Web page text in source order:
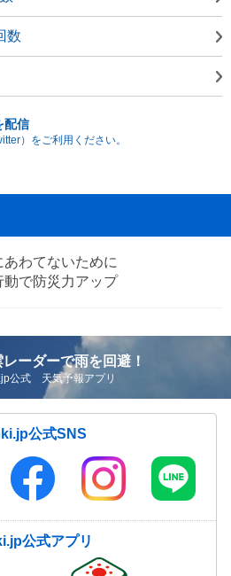
数
配信
）をご利用ください。
わてないために
で防災力アップ
ーダーで雨を回避！
公式 天気予報アプリ
公式SNS
公式アプリ